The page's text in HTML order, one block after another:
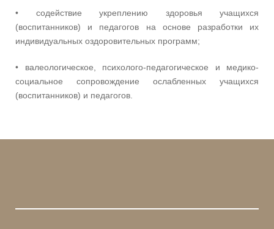
• содействие укреплению здоровья учащихся
(воспитанников) и педагогов на основе разработки их
индивидуальных оздоровительных программ;
• валеологическое, психолого-педагогическое и медико-
социальное сопровождение ослабленных учащихся
(воспитанников) и педагогов.